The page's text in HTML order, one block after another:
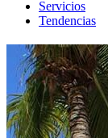
Servicios
Tendencias